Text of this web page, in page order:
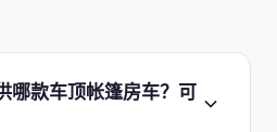
款车顶帐篷房车？可